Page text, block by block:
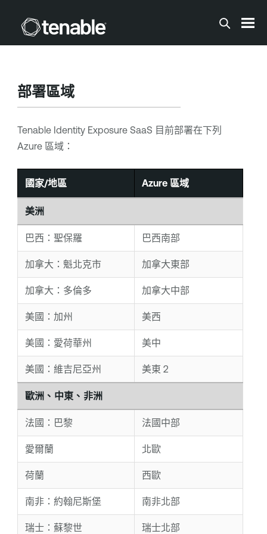
部署區域
Tenable Identity ExposureSaaS 目前部署在下列
Azure 區域：
國家/地區 Azure 區域
美洲
巴西：聖保羅 巴西南部
加拿大：魁北克市 加拿大東部
加拿大：多倫多 加拿大中部
美國：加州 美西
美國：愛荷華州 美中
美國：維吉尼亞州 美東 2
歐洲、中東、非洲
法國：巴黎 法國中部
愛爾蘭 北歐
荷蘭 西歐
南非：約翰尼斯堡 南非北部
瑞士：蘇黎世 瑞士北部